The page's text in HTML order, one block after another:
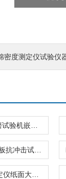
密度测定仪试验仪